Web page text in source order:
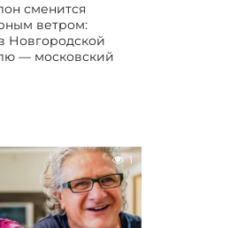
сменится
ветром:
Новгородской
— московский
1